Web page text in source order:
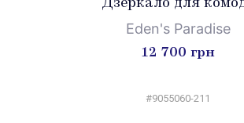
Дзеркало для
Eden's Paradise
12 700 грн
#9055060-211